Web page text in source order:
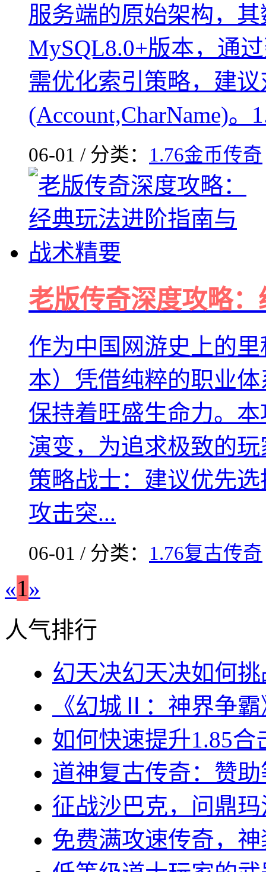
服务端的原始架构，
MySQL8.0+版本，通
需优化索引策略，建
(Account,CharName)。
06-01 / 分类： 1.76金币传奇
老版传奇深度攻略
作为中国网游史上的
本）凭借纯粹的职业
保持着旺盛生命力。
演变，为追求极致的
策略战士：建议优先
攻击突...
06-01 / 分类： 1.76复古传奇
«1»
人气排行
幻天决幻天决如何
《幻城Ⅱ：神界争
如何快速提升1.85
道神复古传奇：赞
征战沙巴克，问鼎
免费满攻速传奇，